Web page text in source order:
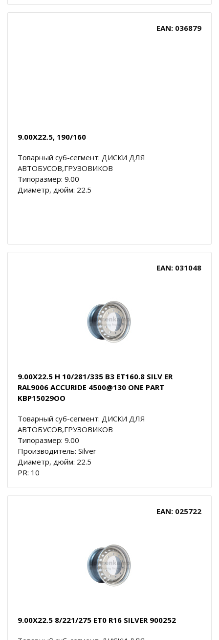
EAN: 036879
9.00X22.5, 190/160
Товарный суб-сегмент: ДИСКИ ДЛЯ
АВТОБУСОВ,ГРУЗОВИКОВ
Типоразмер: 9.00
Диаметр, дюйм: 22.5
EAN: 031048
9.00X22.5 H 10/281/335 B3 ET160.8 SILV ER
RAL9006 ACCURIDE 4500@130 ONE PART
KBP15029OO
Товарный суб-сегмент: ДИСКИ ДЛЯ
АВТОБУСОВ,ГРУЗОВИКОВ
Типоразмер: 9.00
Производитель: Silver
Диаметр, дюйм: 22.5
PR: 10
EAN: 025722
9.00X22.5 8/221/275 ET0 R16 SILVER 900252